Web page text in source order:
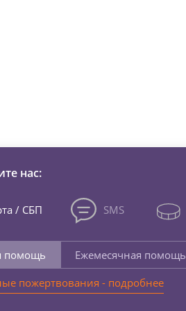
нас:
/ СБП SMS
помощь
Ежемесячная помощь
пожертвования - подробнее